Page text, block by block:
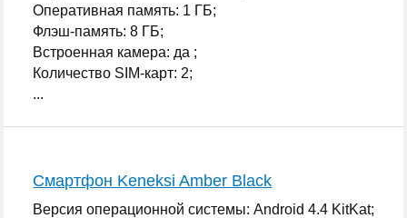
Оперативная память: 1 ГБ;
Флэш-память: 8 ГБ;
Встроенная камера: да ;
Количество SIM-карт: 2;
...
Смартфон Keneksi Amber Black
Версия операционной системы: Android 4.4 KitKat;